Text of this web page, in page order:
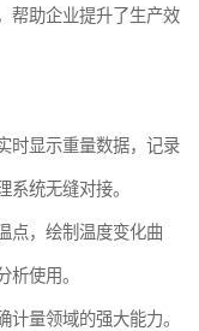
帮助企业提升了生产效
时显示重量数据，记录
统无缝对接。
点，绘制温度变化曲
使用。
量领域的强大能力。